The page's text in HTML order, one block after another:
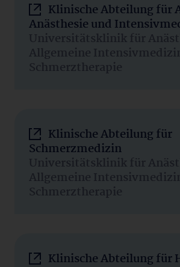
Klinische Abteilung für
Anästhesie und
Universitätsklinik für
Allgemeine
Schmerztherapie
Klinische Abteilung für
Schmerzmedizin
Universitätsklinik für
Allgemeine
Schmerztherapie
Klinische Abteilung für